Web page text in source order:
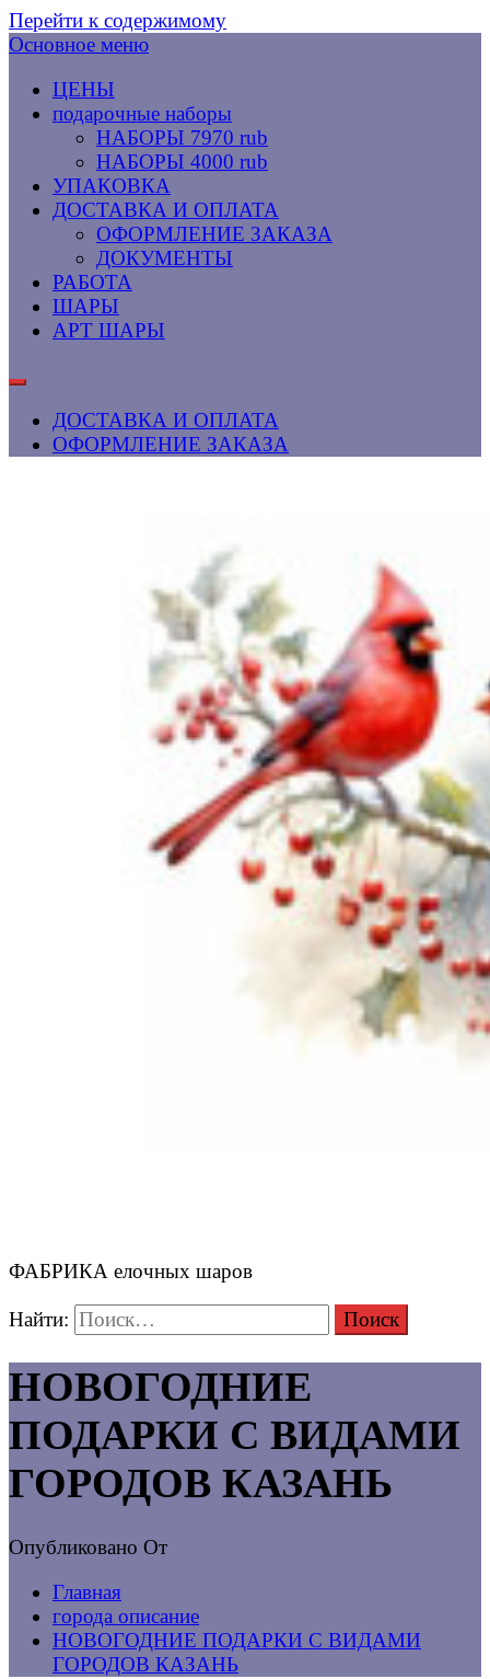
Перейти к содержимому
Основное меню
ЦЕНЫ
подарочные наборы
НАБОРЫ 7970 rub
НАБОРЫ 4000 rub
УПАКОВКА
ДОСТАВКА И ОПЛАТА
ОФОРМЛЕНИЕ ЗАКАЗА
ДОКУМЕНТЫ
РАБОТА
ШАРЫ
АРТ ШАРЫ
ДОСТАВКА И ОПЛАТА
ОФОРМЛЕНИЕ ЗАКАЗА
ФАБРИКА елочных шаров
Найти:
НОВОГОДНИЕ
ПОДАРКИ С ВИДАМИ
ГОРОДОВ КАЗАНЬ
Опубликовано От
Главная
города описание
НОВОГОДНИЕ ПОДАРКИ С ВИДАМИ
ГОРОДОВ КАЗАНЬ